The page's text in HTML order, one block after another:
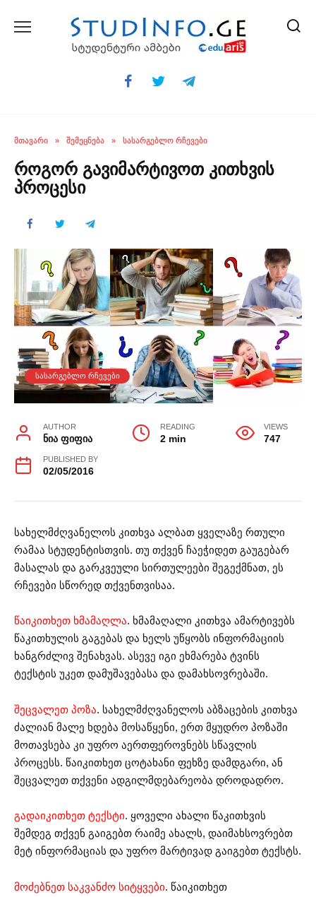
ᲛᲗᲐᲕᲐᲠᲘ » ᲨᲔᲛᲔᲪᲜᲔᲑᲐ » ᲡᲐᲡᲐᲠᲒᲔᲑᲚᲝ ᲠᲩᲔᲕᲔᲑᲘ
როგორ გავიმარტივოთ კითხვის
პროცესი
ᲡᲐᲡᲐᲠᲒᲔᲑᲚᲝ ᲠᲩᲔᲕᲔᲑᲘ
AUTHOR
ნია ფიფია
READING
2 min
VIEWS
747
PUBLISHED BY
02/05/2016
სახელმძღვანელოს კითხვა ალბათ ყველაზე რთული
რამაა სტუდენტისთვის. თუ თქვენ ჩაეჭიდეთ გაუგებარ
მასალას და გარკვეული სირთულეები შეგექმნათ, ეს
რჩევები სწორედ თქვენთვისაა.
წაიკითხეთ ხმამაღლა. ხმამაღალი კითხვა ამარტივებს
წაკითხულის გაგებას და ხელს უწყობს ინფორმაციის
ხანგრძლივ შენახვას. ასევე იგი ეხმარება ტვინს
ტექსტის უკეთ დამუშავებასა და დამახსოვრებაში.
შეცვალეთ პოზა. სახელმძღვანელოს აბზაცების კითხვა
ძალიან მალე ხდება მოსაწყენი, ერთ მყუდრო პოზაში
მოთავსება კი უფრო აერთფეროვნებს სწავლის
პროცესს. წაიკითხეთ ცოტახანი ფეხზე დამდგარი, ან
შეცვალეთ თქვენი ადგილმდებარეობა დროდადრო.
გადაიკითხეთ ტექსტი. ყოველი ახალი წაკითხვის
შემდეგ თქვენ გაიგებთ რაიმე ახალს, დაიმახსოვრებთ
მეტ ინფორმაციას და უფრო მარტივად გაიგებთ ტექსტს.
მოძებნეთ საკვანძო სიტყვები. წაიკითხეთ